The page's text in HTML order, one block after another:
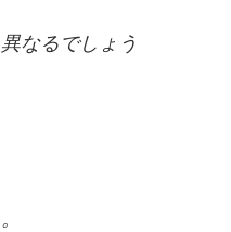
なるでしょう